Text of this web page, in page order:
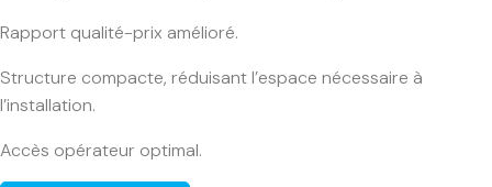
Rapport qualité-prix amélioré.
Structure compacte, réduisant l’espace nécessaire à
l’installation.
Accès opérateur optimal.